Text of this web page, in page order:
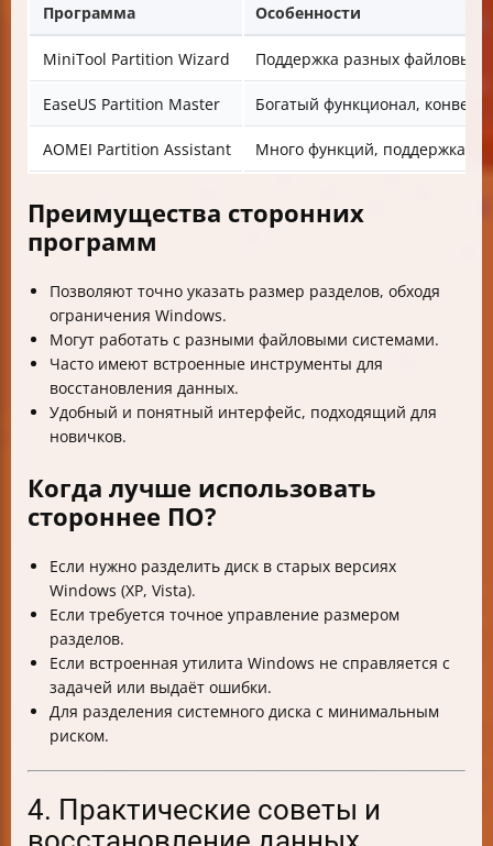
Программа Особенности
MiniTool Partition Wizard Поддержка разных файловых
EaseUS Partition Master Богатый функционал,
AOMEI Partition Assistant Много функций, поддержка
Преимущества сторонних
программ
Позволяют точно указать размер разделов, обходя
ограничения Windows.
Могут работать с разными файловыми системами.
Часто имеют встроенные инструменты для
восстановления данных.
Удобный и понятный интерфейс, подходящий для
новичков.
Когда лучше использовать
стороннее ПО?
Если нужно разделить диск в старых версиях
Windows (XP, Vista).
Если требуется точное управление размером
разделов.
Если встроенная утилита Windows не справляется с
задачей или выдаёт ошибки.
Для разделения системного диска с минимальным
риском.
4. Практические советы и